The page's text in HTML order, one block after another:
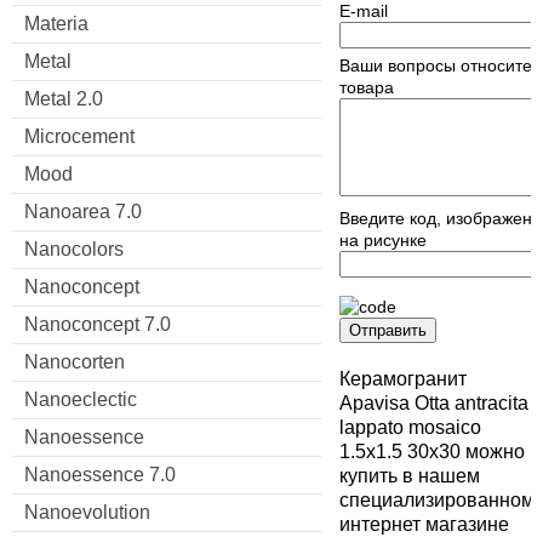
Materia
Metal
Metal 2.0
Microcement
Mood
Nanoarea 7.0
Nanocolors
Nanoconcept
Nanoconcept 7.0
Nanocorten
Nanoeclectic
Nanoessence
Nanoessence 7.0
Nanoevolution
E-mail
Ваши вопросы
товара
Введите код,
на рисунке
Отправить
Керамогранит
Apavisa Otta antracita
lappato mosaico
1.5x1.5 30x30 можно
купить в нашем
специализированном
интернет магазине